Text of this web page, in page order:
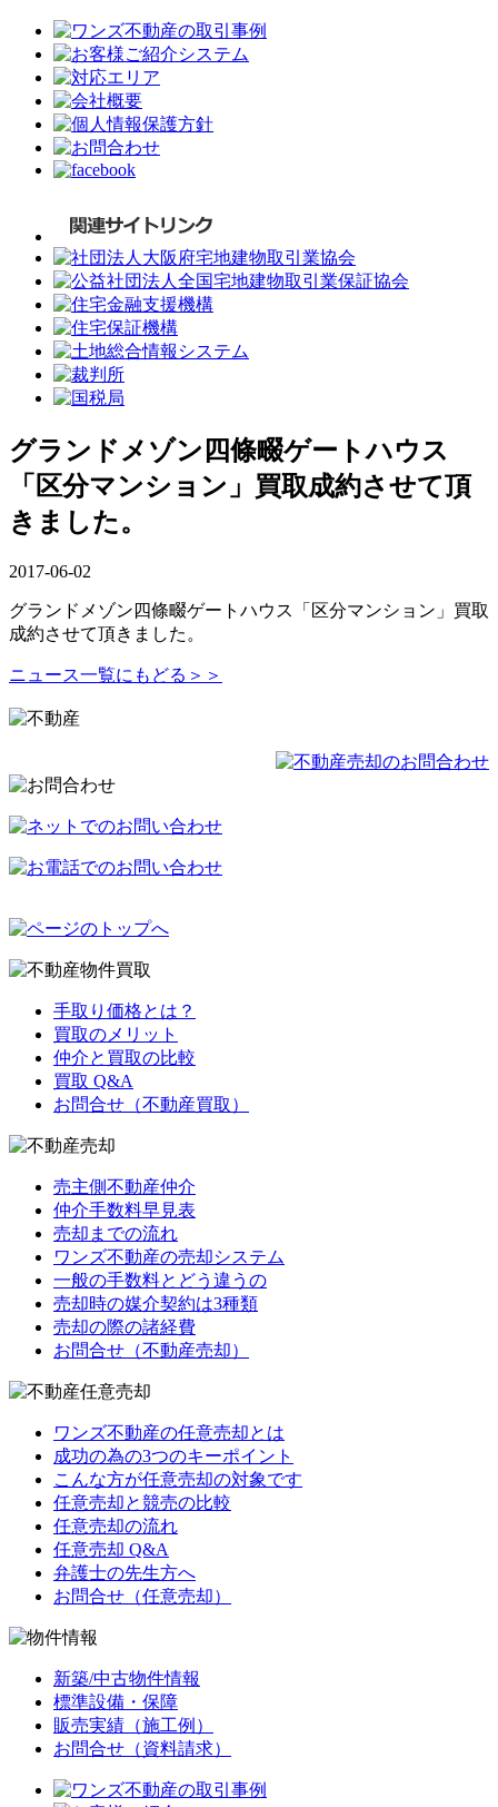
グランドメゾン四條畷ゲートハウス
「区分マンション」買取成約させて頂
きました。
2017-06-02
グランドメゾン四條畷ゲートハウス「区分マンション」買取
成約させて頂きました。
ニュース一覧にもどる＞＞
手取り価格とは？
買取のメリット
仲介と買取の比較
買取 Q&A
お問合せ（不動産買取）
売主側不動産仲介
仲介手数料早見表
売却までの流れ
ワンズ不動産の売却システム
一般の手数料とどう違うの
売却時の媒介契約は3種類
売却の際の諸経費
お問合せ（不動産売却）
ワンズ不動産の任意売却とは
成功の為の3つのキーポイント
こんな方が任意売却の対象です
任意売却と競売の比較
任意売却の流れ
任意売却 Q&A
弁護士の先生方へ
お問合せ（任意売却）
新築/中古物件情報
標準設備・保障
販売実績（施工例）
お問合せ（資料請求）